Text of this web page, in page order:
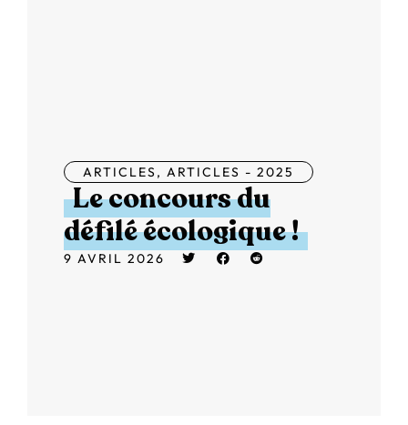
ARTICLES, ARTICLES - 2025
Le concours du
défilé écologique !
9 AVRIL 2026